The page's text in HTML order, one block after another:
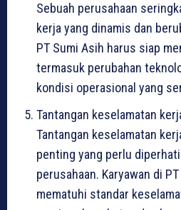
Sebuah perusahaan
kerja yang dinamis dan
PT Sumi Asih harus siap
termasuk perubahan
kondisi operasional yang
Tantangan keselamatan
Tantangan keselamatan
penting yang perlu
perusahaan. Karyawan di
mematuhi standar